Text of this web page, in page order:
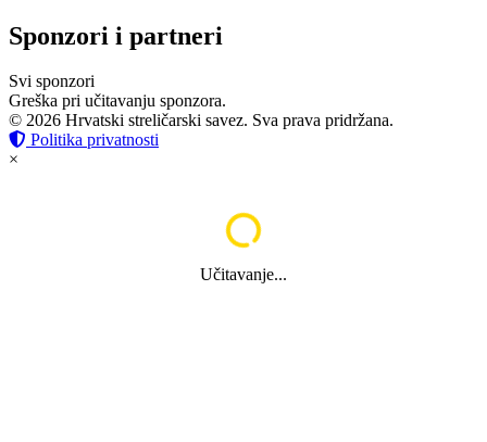
Sponzori i partneri
Svi sponzori
Greška pri učitavanju sponzora.
© 2026 Hrvatski streličarski savez. Sva prava pridržana.
Politika privatnosti
×
Učitavanje...